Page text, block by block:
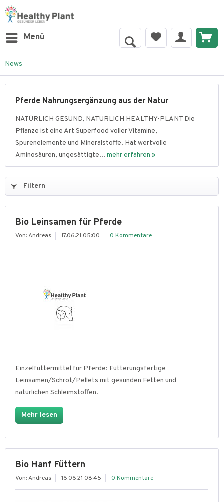
Menü
News
Pferde Nahrungsergänzung aus der Natur
NATÜRLICH GESUND, NATÜRLICH HEALTHY-PLANT Die
Pflanze ist eine Art Superfood voller Vitamine,
Spurenelemente und Mineralstoffe. Hat wertvolle
Aminosäuren, ungesättigte... mehr erfahren »
Filtern
Bio Leinsamen für Pferde
Von: Andreas 17.06.21 05:00 0 Kommentare
Einzelfuttermittel für Pferde: Fütterungsfertige
Leinsamen/Schrot/Pellets mit gesunden Fetten und
natürlichen Schleimstoffen.
Mehr lesen
Bio Hanf Füttern
Von: Andreas 16.06.21 08:45 0 Kommentare